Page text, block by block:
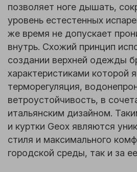
позволяет ноге дышать,
уровень естестенных
же время не допускает
внутрь. Схожий принцип
создании верхней одежды
характеристиками которой
терморегуляция,
ветроустойчивость, в
итальянским дизайном.
и куртки Geox являются
стиля и максимального
городской среды, так и за